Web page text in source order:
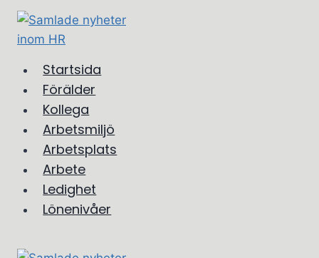
Skip
content
Startsida
Förälder
Kollega
Arbetsmiljö
Arbetsplats
Arbete
Ledighet
Lönenivåer